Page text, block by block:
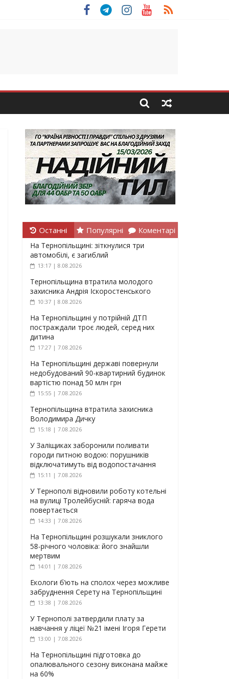
Останні Популярні Коментарі
На Тернопільщині: зіткнулися три
автомобілі, є загиблий
13:17 | 8.08.2026
Тернопільщина втратила молодого
захисника Андрія Іскоростенського
10:37 | 8.08.2026
На Тернопільщині у потрійній ДТП
постраждали троє людей, серед них
дитина
17:27 | 7.08.2026
На Тернопільщині державі повернули
недобудований 90-квартирний будинок
вартістю понад 50 млн грн
15:55 | 7.08.2026
Тернопільщина втратила захисника
Володимира Дичку
15:18 | 7.08.2026
У Заліщиках заборонили поливати
городи питною водою: порушників
відключатимуть від водопостачання
15:11 | 7.08.2026
У Тернополі відновили роботу котельні
на вулиці Тролейбусній: гаряча вода
повертається
14:33 | 7.08.2026
На Тернопільщині розшукали зниклого
58-річного чоловіка: його знайшли
мертвим
14:01 | 7.08.2026
Екологи б’ють на сполох через можливе
забруднення Серету на Тернопільщині
13:38 | 7.08.2026
У Тернополі затвердили плату за
навчання у ліцеї №21 імені Ігоря Герети
13:00 | 7.08.2026
На Тернопільщині підготовка до
опалювального сезону виконана майже
на 60%